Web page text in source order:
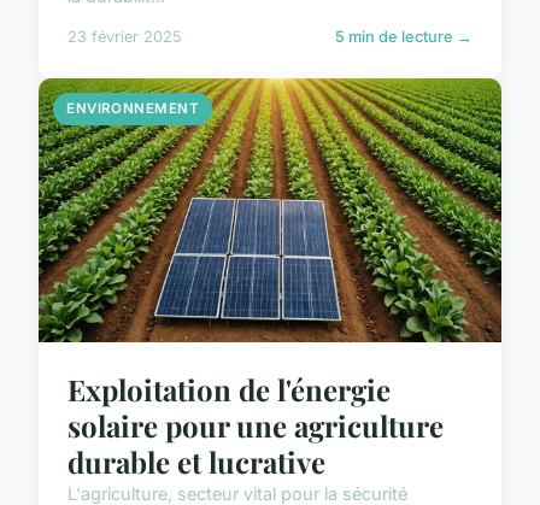
23 février 2025 5 min de lecture →
ENVIRONNEMENT
Exploitation de l'énergie
solaire pour une agriculture
durable et lucrative
L'agriculture, secteur vital pour la sécurité